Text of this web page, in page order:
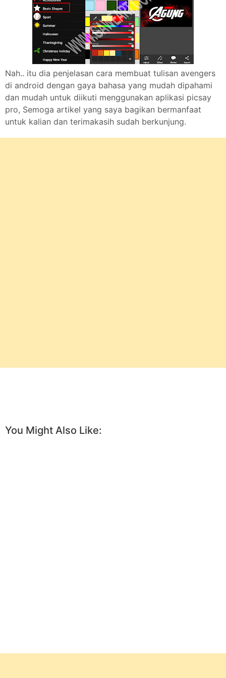
Nah.. itu dia penjelasan cara membuat tulisan avengers
di android dengan gaya bahasa yang mudah dipahami
dan mudah untuk diikuti menggunakan aplikasi picsay
pro, Semoga artikel yang saya bagikan bermanfaat
untuk kalian dan terimakasih sudah berkunjung.
You Might Also Like: